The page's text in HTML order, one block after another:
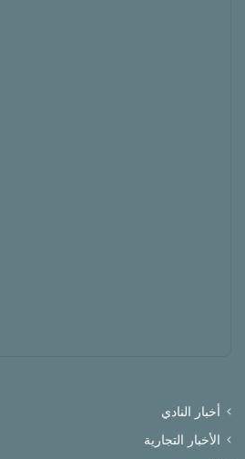
أخبار النادي
الأخبار التجارية